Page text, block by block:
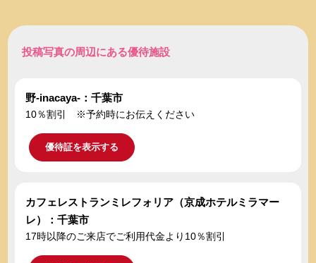
投稿写真の周辺にある優待施設
野-inacaya-：千葉市
10％割引 ※予約時にお伝えください
優待証を表示する
カフェレストランミレフォリア（京成ホテルミラマー
レ）：千葉市
17時以降のご来店でご利用代金より10％割引